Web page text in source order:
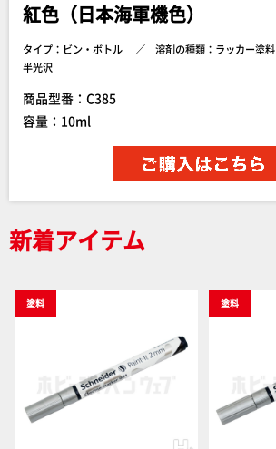
紅色（日本海軍機色）
タイプ：ビン・ボトル 溶剤の種類：ラッカー塗料
半光沢
商品型番：C385
容量：10ml
新着アイテム
塗料 塗料